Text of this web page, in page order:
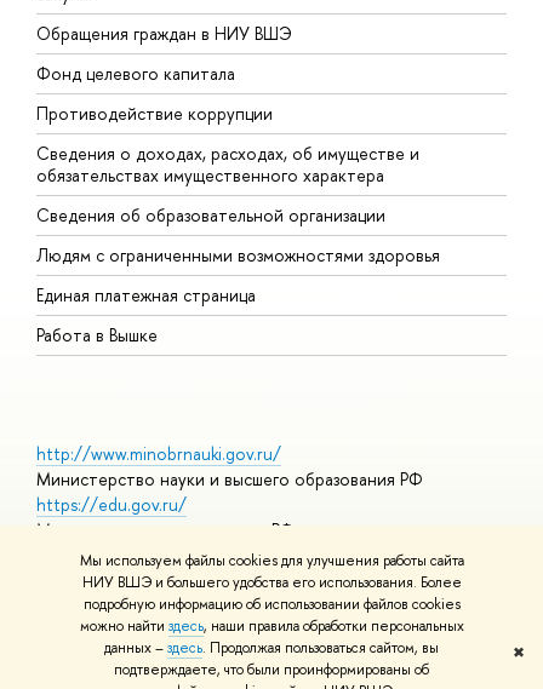
Мы используем файлы cookies для улучшения работы сайта
НИУ ВШЭ и большего удобства его использования. Более
подробную информацию об использовании файлов cookies
можно найти здесь, наши правила обработки персональных
данных –здесь. Продолжая пользоваться сайтом, вы
подтверждаете, что были проинформированы об
✖
Обращения граждан в НИУ ВШЭ
Фонд целевого капитала
Противодействие коррупции
Сведения о доходах, расходах, об имуществе и
обязательствах имущественного характера
Сведения об образовательной организации
Людям с ограниченными возможностями здоровья
Единая платежная страница
Работа в Вышке
http://www.minobrnauki.gov.ru/
Министерство науки и высшего образования РФ
https://edu.gov.ru/
Министерство просвещения РФ
https://elearning.hse.ru/mooc
Массовые открытые онлайн-курсы
© НИУ ВШЭ 1993–2026 Адреса и контактыУсловия
использования материалов Политика конфиденциальности